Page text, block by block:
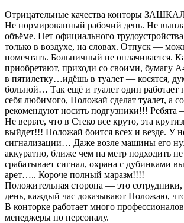
Отрицательные качества конторы
Не нормированный рабочий день. Не
объёме. Нет официального
только в воздухе, на словах. Отпуск —
помечтать. Больничный не оплачивается.
приобретают, приходи со своими, бумагу
в пятилетку…идёшь в туалет — косятся,
больной… Так ещё и туалет один работает
себя любимого, Положай сделат туалет, а
рекомендуют носить подгузники!!! Ребята
Не верьте, что в Стеко все круто, эта
выйдет!!! Положай боится всех и везде. У
сигнализации… Даже возле машины его
аккуратно, ближе чем на метр подходить
срабатывает сигнал, охрана с дубинками
арет….. Короче полный маразм!!!!
Положительная сторона — это
день, каждый час доказывают Положаю,
В конторке работает много
менеджеры по персоналу.